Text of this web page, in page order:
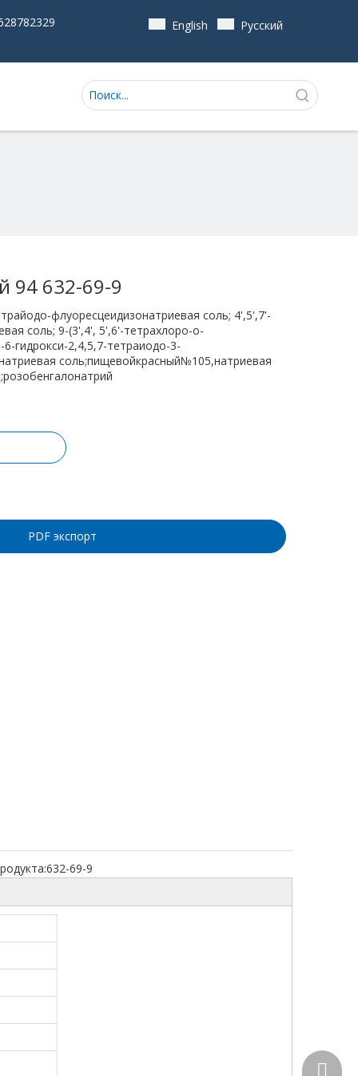
English Pусский
94 632-69-9
флуоресцеидизонатриевая соль; 4',5',7'-
соль; 9-(3',4', 5',6'-тетрахлоро-о-
гидрокси-2,4,5,7-тетраиодо-3-
соль;пищевойкрасный№105,натриевая
PDF экспорт
632-69-9
+86-